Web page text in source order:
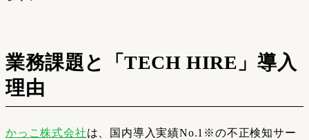
業務課題と「TECH HIRE」導入
理由
かっこ株式会社は、国内導入実績No.1※の不正検知サー